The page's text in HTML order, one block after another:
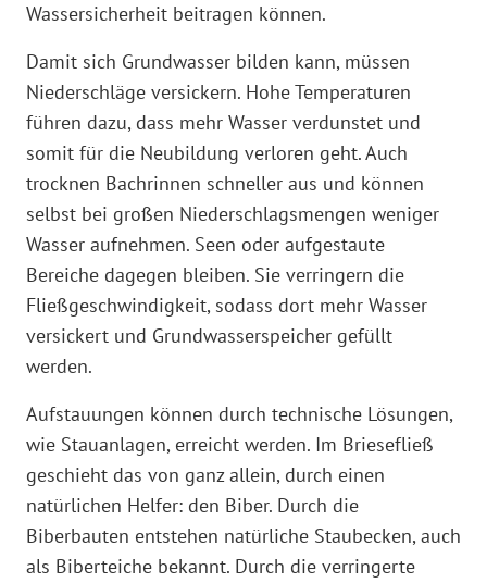
Wassersicherheit beitragen können.
Damit sich Grundwasser bilden kann, müssen
Niederschläge versickern. Hohe Temperaturen
führen dazu, dass mehr Wasser verdunstet und
somit für die Neubildung verloren geht. Auch
trocknen Bachrinnen schneller aus und können
selbst bei großen Niederschlagsmengen weniger
Wasser aufnehmen. Seen oder aufgestaute
Bereiche dagegen bleiben. Sie verringern die
Fließgeschwindigkeit, sodass dort mehr Wasser
versickert und Grundwasserspeicher gefüllt
werden.
Aufstauungen können durch technische Lösungen,
wie Stauanlagen, erreicht werden. Im Briesefließ
geschieht das von ganz allein, durch einen
natürlichen Helfer: den Biber. Durch die
Biberbauten entstehen natürliche Staubecken, auch
als Biberteiche bekannt. Durch die verringerte